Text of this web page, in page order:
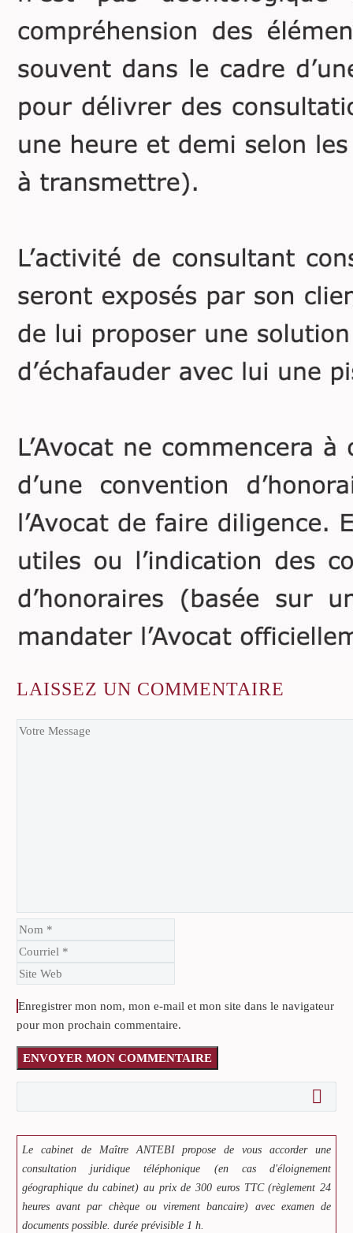
LAISSEZ UN COMMENTAIRE
Enregistrer mon nom, mon e-mail et mon site dans le navigateur
pour mon prochain commentaire.
ENVOYER MON COMMENTAIRE
Le cabinet de Maître ANTEBI propose de vous accorder une
consultation juridique téléphonique (en cas d'éloignement
géographique du cabinet) au prix de 300 euros TTC (règlement 24
heures avant par chèque ou virement bancaire) avec examen de
documents possible. durée prévisible 1 h.